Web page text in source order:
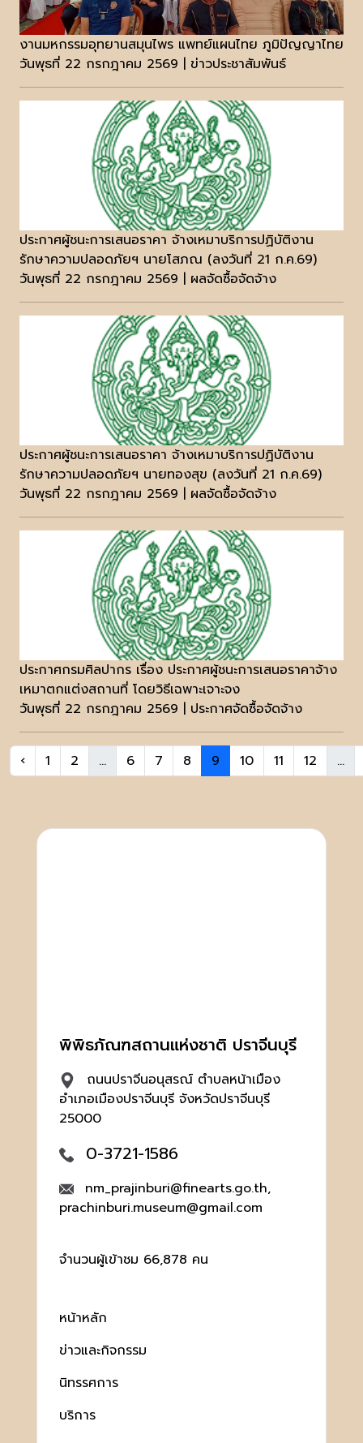
งานมหกรรมอุทยานสมุนไพร แพทย์แผนไทย ภูมิปัญญาไทย
วันพุธที่ 22 กรกฎาคม 2569 | ข่าวประชาสัมพันธ์
ประกาศผู้ชนะการเสนอราคา จ้างเหมาบริการปฏิบัติงาน
รักษาความปลอดภัยฯ นายโสภณ (ลงวันที่ 21 ก.ค.69)
วันพุธที่ 22 กรกฎาคม 2569 | ผลจัดซื้อจัดจ้าง
ประกาศผู้ชนะการเสนอราคา จ้างเหมาบริการปฏิบัติงาน
รักษาความปลอดภัยฯ นายทองสุข (ลงวันที่ 21 ก.ค.69)
วันพุธที่ 22 กรกฎาคม 2569 | ผลจัดซื้อจัดจ้าง
ประกาศกรมศิลปากร เรื่อง ประกาศผู้ชนะการเสนอราคาจ้าง
เหมาตกแต่งสถานที่ โดยวิธีเฉพาะเจาะจง
วันพุธที่ 22 กรกฎาคม 2569 | ประกาศจัดซื้อจัดจ้าง
‹ 1 2 ... 6 7 8 9 10 11 12 ...
พิพิธภัณฑสถานแห่งชาติ ปราจีนบุรี
ถนนปราจีนอนุสรณ์ ตำบลหน้าเมือง
อำเภอเมืองปราจีนบุรี จังหวัดปราจีนบุรี
25000
0-3721-1586
nm_prajinburi@finearts.go.th,
prachinburi.museum@gmail.com
จำนวนผู้เข้าชม 66,878 คน
หน้าหลัก
ข่าวและกิจกรรม
นิทรรศการ
บริการ